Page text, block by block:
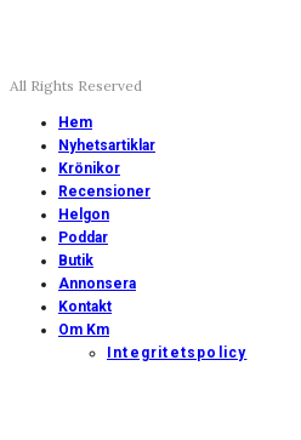
All Rights Reserved
Hem
Nyhetsartiklar
Krönikor
Recensioner
Helgon
Poddar
Butik
Annonsera
Kontakt
Om Km
Integritetspolicy